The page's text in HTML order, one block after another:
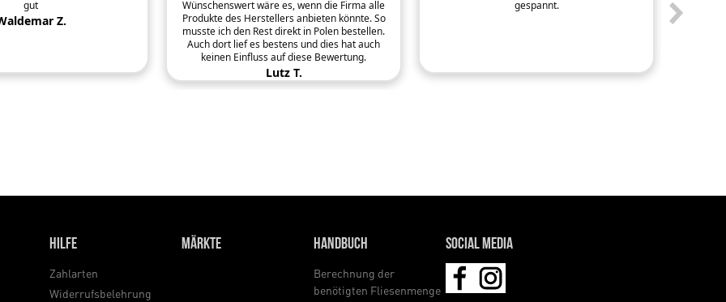
gut
Z.
Wünschenswert wäre es, wenn die Firma alle
Produkte des Herstellers anbieten könnte. So
musste ich den Rest direkt in Polen bestellen.
Auch dort lief es bestens und dies hat auch
keinen Einfluss auf diese Bewertung.
Lutz T.
gespannt.
Hilfe
Zahlarten
Widerrufsbelehrung
Märkte Handbuch
Berechnung der
benötigten Fliesenmenge
Social Media